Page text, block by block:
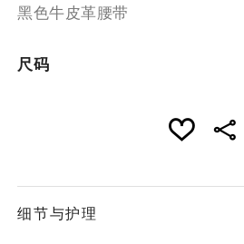
黑色牛皮革腰带
尺码
细节与护理